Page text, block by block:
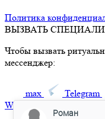
Политика
ВЫЗВАТЬ
Чтобы вызвать
мессенджер:
max Telegram
What’sApp
Роман